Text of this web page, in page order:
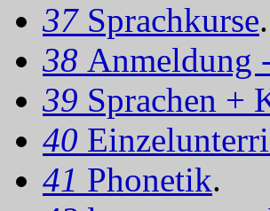
37 Sprachkurse.
38 Anmeldung
39 Sprachen +
40
41 Phonetik.